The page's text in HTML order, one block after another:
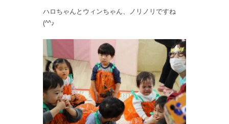
ハロちゃんとウィンちゃん、ノリノリですね
(^^♪